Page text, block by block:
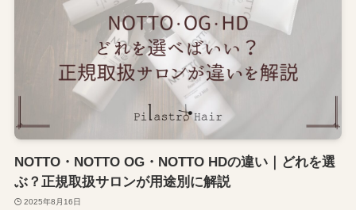
NOTTO・NOTTO OG・NOTTO HDの違い｜どれを選
ぶ？正規取扱サロンが用途別に解説
2025年8月16日